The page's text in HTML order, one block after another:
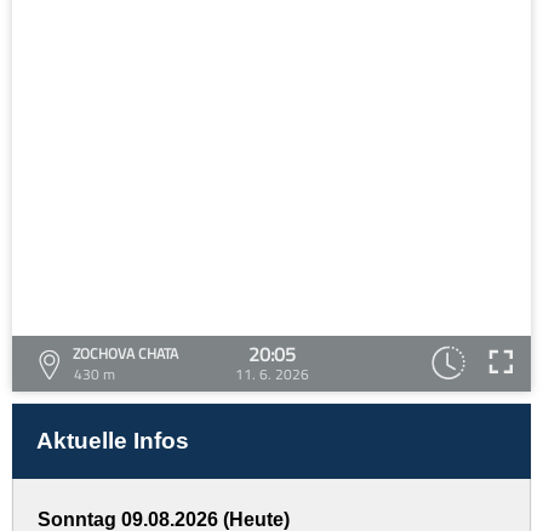
ZOCHOVA CHATA
430 m
20:05
11. 6. 2026
Aktuelle Infos
Sonntag 09.08.2026 (Heute)